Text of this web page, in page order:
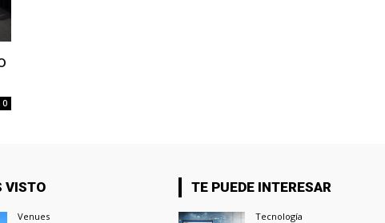
0
VISTO
Venues
TE PUEDE INTERESAR
Tecnología